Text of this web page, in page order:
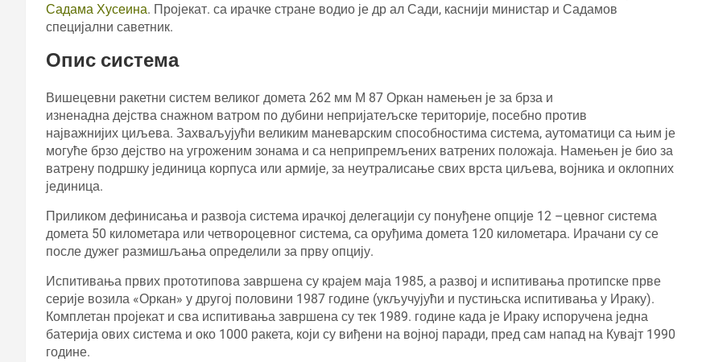
Садама Хусеина. Пројекат. са ирачке стране водио је др ал Сади, каснији министар и Садамов
специјални саветник.
Опис система
Вишецевни ракетни систем великог домета 262 мм М 87 Оркан намењен је за брза и
изненадна дејства снажном ватром по дубини непријатељске територије, посебно против
најважнијих циљева. Захваљујући великим маневарским способностима система, аутоматици са њим је
могуће брзо дејство на угроженим зонама и са неприпремљених ватрених положаја. Намењен је био за
ватрену подршку јединица корпуса или армије, за неутралисање свих врста циљева, војника и оклопних
јединица.
Приликом дефинисања и развоја система ирачкој делегацији су понуђене опције 12 –цевног система
домета 50 километара или четвороцевног система, са оруђима домета 120 километара. Ирачани су се
после дужег размишљања определили за прву опцију.
Испитивања првих прототипова завршена су крајем маја 1985, а развој и испитивања протипске прве
серије возила «Оркан» у другој половини 1987 године (укључујући и пустињска испитивања у Ираку).
Комплетан пројекат и сва испитивања завршена су тек 1989. године када је Ираку испоручена једна
батерија ових система и око 1000 ракета, који су виђени на војној паради, пред сам напад на Кувајт 1990
године.